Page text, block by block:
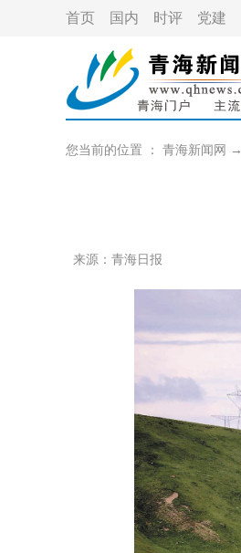
首页 国内 时评 党建
您当前的位置 ： 青海新闻网 →
来源：青海日报